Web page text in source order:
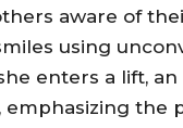
aware of
using
enters a lift,
the